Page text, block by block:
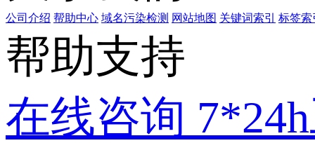
公司介绍 帮助中心 域名污染检测 网站地图 关键词索引 标签索
帮助支持
在线咨询